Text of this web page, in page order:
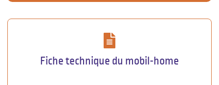
Fiche technique du mobil-home